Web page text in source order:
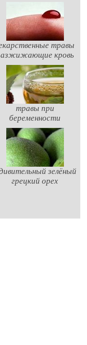
травы
кровь
травы при
беременности
зелёный
грецкий орех